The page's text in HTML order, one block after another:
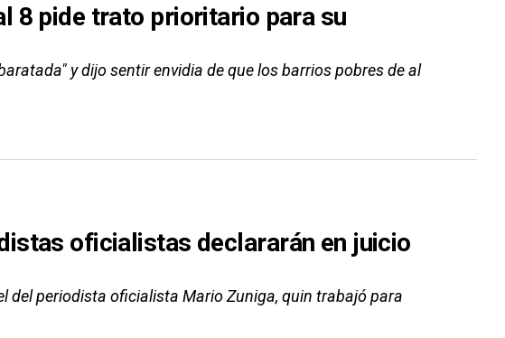
8 pide trato prioritario para su
y dijo sentir envidia de que los barrios pobres de al
oficialistas declararán en juicio
del periodista oficialista Mario Zuniga, quin trabajó para